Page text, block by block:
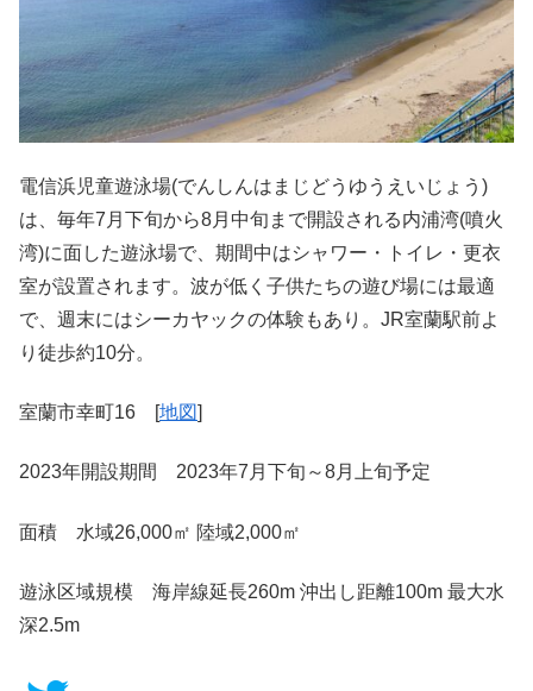
電信浜児童遊泳場(でんしんはまじどうゆうえいじょう)
は、毎年7月下旬から8月中旬まで開設される内浦湾(噴火
湾)に面した遊泳場で、期間中はシャワー・トイレ・更衣
室が設置されます。波が低く子供たちの遊び場には最適
で、週末にはシーカヤックの体験もあり。JR室蘭駅前よ
り徒歩約10分。
室蘭市幸町16 [地図]
2023年開設期間 2023年7月下旬～8月上旬予定
面積 水域26,000㎡ 陸域2,000㎡
遊泳区域規模 海岸線延長260m 沖出し距離100m 最大水
深2.5m